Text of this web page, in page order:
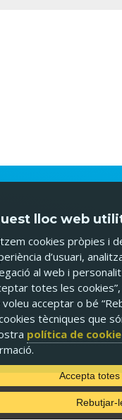
lloc web
cookies pròpies i
d’usuari,
al web i
totes les
voleu acceptar o bé
tècniques que
política de
Accepta
Rebutjar-